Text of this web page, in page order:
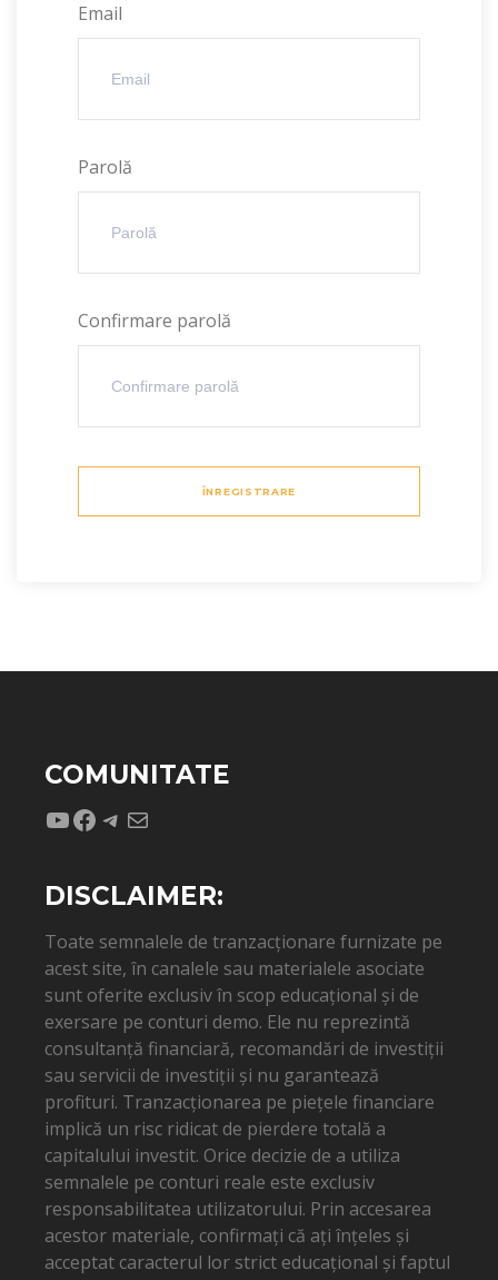
Email
Parolă
Confirmare parolă
ÎNREGISTRARE
COMUNITATE
YouTube
Facebook
Telegram
Mail
DISCLAIMER:
Toate semnalele de tranzacționare furnizate pe
acest site, în canalele sau materialele asociate
sunt oferite exclusiv în scop educațional și de
exersare pe conturi demo. Ele nu reprezintă
consultanță financiară, recomandări de investiții
sau servicii de investiții și nu garantează
profituri. Tranzacționarea pe piețele financiare
implică un risc ridicat de pierdere totală a
capitalului investit. Orice decizie de a utiliza
semnalele pe conturi reale este exclusiv
responsabilitatea utilizatorului. Prin accesarea
acestor materiale, confirmați că ați înțeles și
acceptat caracterul lor strict educațional și faptul